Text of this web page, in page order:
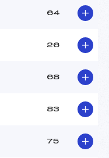
64
26
68
83
75